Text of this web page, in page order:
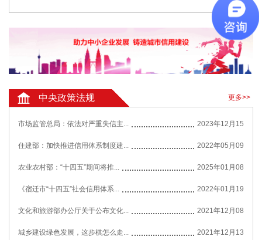
中央政策法规 更多>>
市场监管总局：依法对严重失信主... 2023年12月15
住建部：加快推进信用体系制度建... 2022年05月09
农业农村部：“十四五”期间将推... 2025年01月08
《宿迁市“十四五”社会信用体系... 2022年01月19
文化和旅游部办公厅关于公布文化... 2021年12月08
城乡建设绿色发展，这步棋怎么走... 2021年12月13